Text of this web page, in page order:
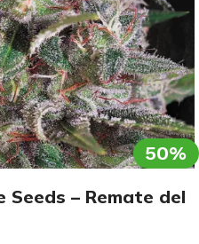
50%
Seeds – Remate del